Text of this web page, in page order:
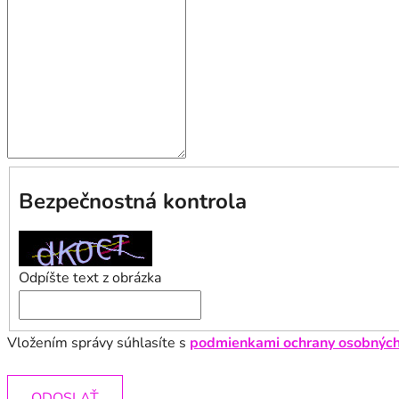
Bezpečnostná kontrola
Odpíšte text z obrázka
Vložením správy súhlasíte s podmienkami ochrany